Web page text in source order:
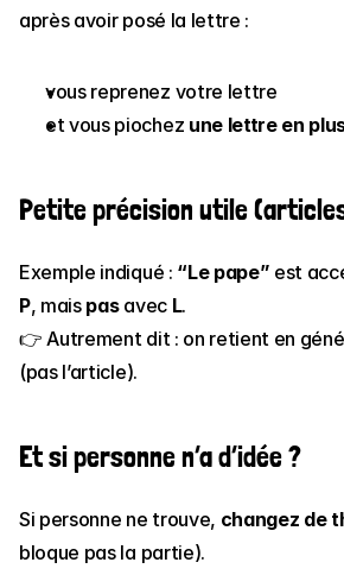
après avoir posé la lettre :
vous reprenez votre lettre
et vous piochez une lettre en
Petite précision utile
Exemple indiqué : “Le pape”
P, mais pas avec L.
👉 Autrement dit : on retient en
(pas l’article).
Et si personne n’a d’idée ?
Si personne ne trouve, changez de
bloque pas la partie).